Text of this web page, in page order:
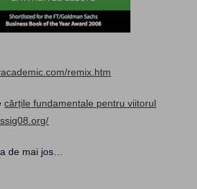
remix.htm
cărțile fundamentale pentru viitorul
de mai jos…